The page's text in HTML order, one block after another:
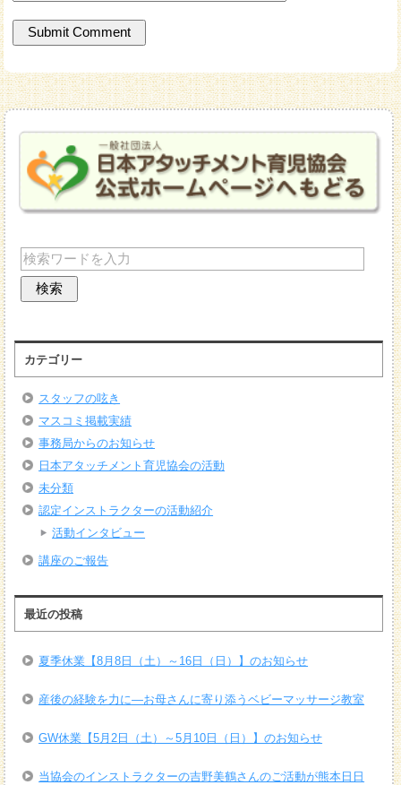
カテゴリー
スタッフの呟き
マスコミ掲載実績
事務局からのお知らせ
日本アタッチメント育児協会の活動
未分類
認定インストラクターの活動紹介
活動インタビュー
講座のご報告
最近の投稿
夏季休業【8月8日（土）～16日（日）】のお知らせ
産後の経験を力に―お母さんに寄り添うベビーマッサージ教室
GW休業【5月2日（土）～5月10日（日）】のお知らせ
当協会のインストラクターの吉野美鶴さんのご活動が熊本日日